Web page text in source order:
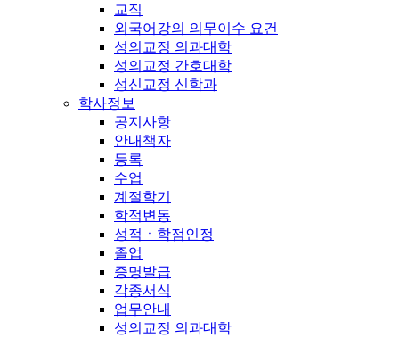
교직
외국어강의 의무이수 요건
성의교정 의과대학
성의교정 간호대학
성신교정 신학과
학사정보
공지사항
안내책자
등록
수업
계절학기
학적변동
성적ㆍ학점인정
졸업
증명발급
각종서식
업무안내
성의교정 의과대학